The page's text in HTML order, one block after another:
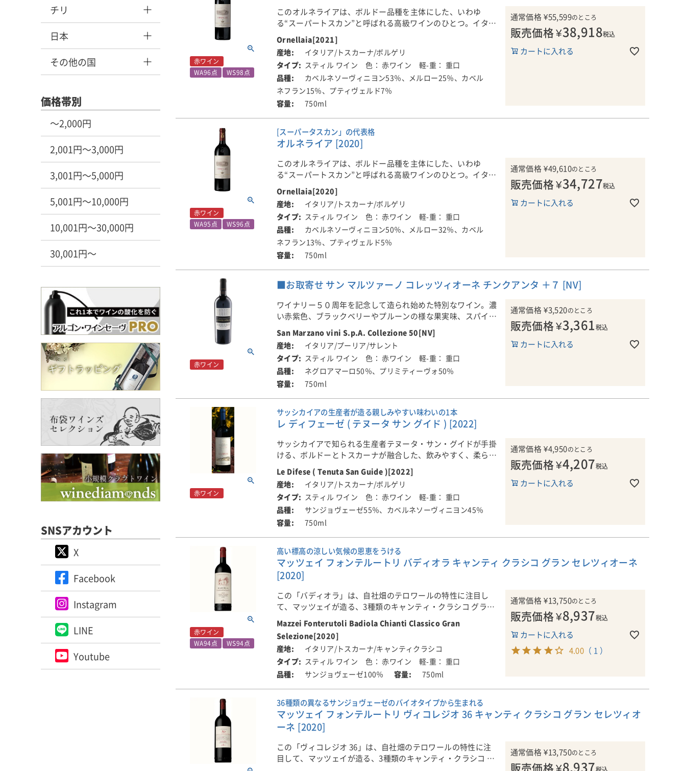
チリ
日本
その他の国
価格帯別
～2,000円
2,001円～3,000円
3,001円～5,000円
5,001円～10,000円
10,001円～30,000円
30,001円～
SNSアカウント
X
Facebook
Instagram
LINE
Youtube
【Monforte d’Alba】Mosconi
これら異なる村・畑の個性とテロワールをブレンドすることに
より、バローロらしさを最大限に表現するという、伝統的かつ
古典的な手法が採られています。
■醸造について
発酵はステンレスタンクにて行われ、果皮とともに25?30日間
のマセラシオン(浸漬)を実施。その後、ワインはフレンチオー
クの大樽(ボッティ)と一部バリック樽を用いて、約30か月間熟
成されます。アルコール度14.5％。
■ピオ・チェーザレについて
ェーザレ」は、イタリア・ピエモンテ州アルバに本拠を構え
る、130年以上の歴史を誇る老舗ワイナリーです。創業当初か
ら「高品質なワイン造り」を理念に掲げ、バローロやバルバレ
スコの丘陵地帯に広がる自社畑のブドウを丁寧にブレンドする
という、伝統的なスタイルを大切にしてきました。
現在では、日当たりに恵まれた約80ヘクタールの畑を所有。バ
ローロではOrnato、Mosconi、Roncaglie、Gustava、
Ravera、そして、バルバレスコではBricco di Treiso、San
畑からブドウを収穫しています。
栽培はサステナブルな農法を基本とし、化学薬品は一切使わ
ず、畑の生態系を守ることを最優先に考えています。ミツバチ
や益虫が育つ環境づくりや、最新の気象観測技術を活用した管
理体制のもと、専属の栽培チームが年間を通じて一つひとつの
畑を見守っています。
ピオ・チェーザレは、これまでに世界中のワインラバーや専門
家から高い評価を受けてきました。特に4代目のピオ・ボッフ
ァ氏のもとで、ネゴシアンから“世界に誇る栽培家ワイナリ
ー”として大きく飛躍。現在は娘のフェデリカ・ボッファさん
と甥のチェーザレ・ベンヴェヌートさんが5代目としてその情
熱を引き継ぎ、伝統を守りながら、未来に向けた新たな挑戦を
また、ピオ・チェーザレは、古代ローマ時代の城壁に囲まれた
アルバ旧市街の中心に現存する唯一のワイナリーとして知られ
ており、由緒あるその地の象徴として、村の紋章をラベルに記
すことが特別に許されています。
この年のアートを担当したのは、イタリア人アーティストのマ
リネッラ・セナトーレ（Marinella Senatore）。彼女は、さま
ざまな画像やモチーフを組み合わせるコラージュ技法を用い
て、ぶどう畑や収穫の風景、人の手、星々の影響などをラベル
に織り込み、自然と人との関係、土地の恵みの豊かさを美しく
描き出しました。なかでも“星”は、土地や人のエネルギー、そ
して最終的にはワインの品質にまで影響を与える存在として表
現されています。
このワインは、アートとワインが融合した特別なコレクター
ズ・アイテムです。飲む楽しみはもちろん、ラベルを眺める楽
しみもある。オルネライアならではの世界観を、是非お楽しみ
ください。
■生産者のコメント
2021年のオルネライアは、晴天に恵まれ、雨が少なかった年
ならではの、ボルゲリらしい特徴を色濃く備えたヴィンテージ
です。凝縮感のある豊かな味わいに加え、深い表現力と、ふく
よかさを兼ね備えた、魅力あふれる1本に仕上がっています。
香りには、地中海の低木やハーブ、イトスギの実、ブラックベ
リーを思わせる黒系果実などが層をなして広がり、口に含む
と、しっかりとしたタンニンが感じられる一方で、繊細さと上
イタリア/トスカーナのボルゲリ地区に位置する自社畑から収
穫したブドウが使用されています。
■醸造について
ブドウはすべて手摘みで収穫され、15kgの小さなケースに丁
寧に収められたあと、除梗の前後で、2回にわたる手作業によ
る選果が行われます。さらに2016年からは、光学センサーを
使った最新の選果機も導入され、より高い品質が追求されてい
ます。
ワインは、ブドウの品種ごと、畑の区画ごとに分けて別々に醸
造されます。発酵は、ステンレスタンクやコンクリートタンク
で26～30℃に保ちながら約1週間行われ、その後、果皮や種と
一緒に漬け込むマセレーションを約15日間実施。合計でおよそ
3週間、タンクの中でじっくりと仕込まれます。
マロラクティック発酵は主にフレンチオーク樽で行われ、うち
70％は新樽、30％は一度使用された樽を使用。その後、オル
ネッライアの温度管理されたセラーで約18か月間、225Lのフ
レンチオーク樽で熟成されます。まず、12か月間の熟成を経て
ます。
瓶詰め後も、出荷前に12か月間の瓶内熟成を経て、ようやくリ
リースされます。アルコール度15％。
■オルネライアについて
「フレスコバルディ家が手がける、ボルゲリを代表する名門ワ
イナリー」
イタリア・トスカーナ州ボルゲリの地中海沿岸に位置する名門
ワイナリー「オルネライア」。1981年の創設以来、土地の個
性と最高品質の融合を追求し続け、世界を代表する「スーパ
ー・タスカン」として名声を確立してきました。現在は、700
年以上の歴史を誇るトスカーナの名門「フレスコバルディ家」
のもと、土壌・気候・区画ごとの個性を活かしながら、細部ま
で丁寧に設計されたワイン造りが行われています。
オルネッライアの畑は、かつて海だった土地に広がります。砂
やマール(泥灰土)、海洋化石を含む複雑な土壌構成と、ボルゲ
赤ワイン
WA96点
WS98点
このオルネライアは、ボルドー品種を主体にした、いわゆ
る“スーパートスカン”と呼ばれる高級ワインのひとつ。イタリ
アを代表する銘醸ワインとして、高く評価されています！
オルネライアは、自然の恵みと人の知恵が調和する場所で生ま
れました。長い歳月をかけて育まれた複雑な土壌と、地中海の
影響を受けた繊細な気候。そのふたつを、人の手による丁寧な
ワイン造りがつないでいます。ゆっくりと時間をかけて熟成さ
れることで、ワインはその魅力を最大限に引き出し、エレガン
■生産者のコメント
2021年のオルネライアは、晴天に恵まれ、雨が少なかった年
ならではの、ボルゲリらしい特徴を色濃く備えたヴィンテージ
です。凝縮感のある豊かな味わいに加え、深い表現力と、ふく
よかさを兼ね備えた、魅力あふれる1本に仕上がっています。
香りには、地中海の低木やハーブ、イトスギの実、ブラックベ
リーを思わせる黒系果実などが層をなして広がり、口に含む
と、しっかりとしたタンニンが感じられる一方で、繊細さと上
品さも感じさせてくれます。余韻は生き生きとして長く続き、
アロマの清涼感とエレガントな印象が心に残ります。
■栽培について
イタリア/トスカーナのボルゲリ地区に位置する自社畑から収
穫したブドウが使用されています。
ブドウはすべて手摘みで収穫され、15kgの小さなケースに丁
寧に収められたあと、除梗の前後で、2回にわたる手作業によ
る選果が行われます。さらに2016年からは、光学センサーを
使った最新の選果機も導入され、より高い品質が追求されてい
ます。
造されます。発酵は、ステンレスタンクやコンクリートタンク
で26～30℃に保ちながら約1週間行われ、その後、果皮や種と
一緒に漬け込むマセレーションを約15日間実施。合計でおよそ
3週間、タンクの中でじっくりと仕込まれます。
マロラクティック発酵は主にフレンチオーク樽で行われ、うち
70％は新樽、30％は一度使用された樽を使用。その後、オル
ネッライアの温度管理されたセラーで約18か月間、225Lのフ
レンチオーク樽で熟成されます。まず、12か月間の熟成を経て
ブレンドが行われ、さらに6か月間、樽での追加熟成が施され
ます。
瓶詰め後も、出荷前に12か月間の瓶内熟成を経て、ようやくリ
リースされます。アルコール度15％。
■オルネライアについて
「フレスコバルディ家が手がける、ボルゲリを代表する名門ワ
イナリー」
イタリア・トスカーナ州ボルゲリの地中海沿岸に位置する名門
ワイナリー「オルネライア」。1981年の創設以来、土地の個
性と最高品質の融合を追求し続け、世界を代表する「スーパ
ー・タスカン」として名声を確立してきました。現在は、700
のもと、土壌・気候・区画ごとの個性を活かしながら、細部ま
で丁寧に設計されたワイン造りが行われています。
オルネッライアの畑は、かつて海だった土地に広がります。砂
やマール(泥灰土)、海洋化石を含む複雑な土壌構成と、ボルゲ
リの穏やかな海風が、ブドウに豊かな表情とエレガンスをもた
らします。畑は、品種・樹齢・傾斜・土壌の違いに応じて細か
Ornellaia[2021]
イタリア/トスカーナ/ボルゲリ
スティル ワイン
色： 赤ワイン
軽-重： 重口
カベルネソーヴィニヨン53％、メルロー25％、カベル
ネフラン15％、プティヴェルド7％
750ml
通常価格 ¥55,599のところ
販売価格¥38,918税込
カートに入れる
赤ワイン
WA95点
WS96点
[スーパータスカン」の代表格
オルネライア [2020]
このオルネライアは、ボルドー品種を主体にした、いわゆ
る“スーパートスカン”と呼ばれる高級ワインのひとつ。イタリ
アを代表する銘醸ワインとして、高く評価されています！
オルネライアは、自然の恵みと人の知恵が調和する場所で生ま
れました。長い歳月をかけて育まれた複雑な土壌と、地中海の
影響を受けた繊細な気候。そのふたつを、人の手による丁寧な
ワイン造りがつないでいます。ゆっくりと時間をかけて熟成さ
れることで、ワインはその魅力を最大限に引き出し、エレガン
2020年のオルネライアは、深みのあるルビーレッドの色合い
が印象的。グラスから立ち上るのは、熟した赤い果実の芳醇な
香りに、繊細なバニラややわらかなタバコのニュアンスが重な
ります。口に含むと、まろやかでビロードのような舌触りが広
がり、第一印象から心地よく惹きつけられる味わい。思わずも
う一口飲みたくなる魅力があります。タンニンは力強くも洗練
されており、旨みのある長い余韻が続きます。
■栽培について
イタリア/トスカーナのボルゲリ地区に位置する自社畑から収
穫したブドウが使用されています。
■醸造について
ブドウは一房ずつ丁寧に手摘みされ、15kg入りの小さな木箱
に収穫されます。
その後、除梗の前後で二段階の選果を行い、手作業で高品質な
果実だけを選び抜いたうえで、やさしく破砕されます。2016
年からは光学選果機も導入され、手作業と機械による厳密な選
果が実現しています。ブドウは品種ごと、さらに畑の区画ごと
す。
発酵は、ステンレスタンクとコンクリートタンクで、26～
30℃の温度帯で約1週間。その後、果皮とともに約15日間の浸
漬を行い、トータルでおよそ3週間タンク内に滞在させます。
マロラクティック発酵は主にフレンチオーク樽で行われ、うち
70％は新樽、30％は一度使用された樽を使用。その後、オル
ネッライアの温度管理されたセラーで約18か月間、225Lのフ
レンチオーク樽で熟成されます。最初の12か月間熟成させた後
にブレンドを行い、さらに6か月間、追加熟成が行われます。
瓶詰め後も、出荷前に12か月間の瓶内熟成を経て、ようやくリ
リースされます。アルコール度14.5％。
■オルネライアについて
「フレスコバルディ家が手がける、ボルゲリを代表する名門ワ
イナリー」
Ornellaia[2020]
イタリア/トスカーナ/ボルゲリ
スティル ワイン
色： 赤ワイン
軽-重： 重口
カベルネソーヴィニヨン50％、メルロー32％、カベル
ネフラン13％、プティヴェルド5％
750ml
通常価格 ¥49,610のところ
販売価格¥34,727税込
カートに入れる
赤ワイン
■お取寄せ サン マルツァーノ コレッツィオーネ チンクアンタ ＋７ [NV]
ワイナリー５０周年を記念して造られ始めた特別なワイン。濃
い赤紫色、ブラックベリーやプルーンの様な果実味、スパイ
ス、バニラや甘草などのアクセント。滑らかで長い余韻が楽し
める。
土壌：石灰質を含有した赤土、石も混じった粘土質土壌
ステンレスタンク、主醗酵後、ステンレスタンクにてマロラク
ステンレスタンク熟成18カ月、瓶熟6カ月以上
San Marzano vini S.p.A. Collezione 50[NV]
イタリア/プーリア/サレント
スティル ワイン
色： 赤ワイン
軽-重： 重口
ネグロアマーロ50％、プリミティーヴォ50％
750ml
通常価格 ¥3,520のところ
販売価格¥3,361税込
カートに入れる
赤ワイン
サッシカイアの生産者が造る親しみやすい味わいの1本
レ ディフェーゼ ( テヌータ サン グイド ) [2022]
サッシカイアで知られる生産者テヌータ・サン・グイドが手掛
ける、ボルドーとトスカーナが融合した、飲みやすく、柔らか
なタンニンと豊かな香りを持つ赤ワイン！！
このワインは、フランス/ボルドーの主要品種であるカベルネ
ソーヴィニヨンと、イタリア/トスカーナの主要品種であるサ
ンジョヴェーゼをブレンドして造られています。
ルにも猟犬がイノシシを追う様子が描かれています。イタリ
ア/トスカーナには野生のイノシシが多く生息し、ブドウ畑を
荒らすため、畑に防止用フェンスを設置しているそうです。
■輸入元のコメント
グラスからブラックベリーやチェリー、オレンジピールの香り
に、ラベンダーやスパイスのニュアンスが漂います。しっかり
とした骨格で、非常に柔らかい舌触りが特徴です。
生き生きとした赤系や黒系果実の風味が広がり、フレッシュな
酸味に包まれ、余韻にはフルーツやチョコレートのニュアンス
が続きます。優れたバランス感が心地良く、様々なシーンで楽
しめる万能ワインです。
■栽培について
ブドウが栽培される土壌は、多様で複雑な特徴を持ち、石灰岩
が多く、泥灰土や小石に富んだがエリアあり、部分的に粘土も
含まれています。畑は、海抜100～300mの標高に位置し、南
向きまたは南西向きの斜面にあります。
Le Difese ( Tenuta San Guide )[2022]
イタリア/トスカーナ/ボルゲリ
スティル ワイン
色： 赤ワイン
軽-重： 重口
サンジョヴェーゼ55％、カベルネソーヴィニヨン45％
750ml
通常価格 ¥4,950のところ
販売価格¥4,207税込
カートに入れる
赤ワイン
WA94点
WS94点
高い標高の涼しい気候の恩恵をうける
マッツェイ フォンテルートリ バディオラ キャンティ クラシコ グラン セレツィオーネ
[2020]
この「バディオラ」は、自社畑のテロワールの特性に注目し
て、マッツェイが造る、3種類のキャンティ・クラシコ グラ
ン・セレツィオーネの中の1本です！
小さなロマネスク様式の教会に見守られた自社畑「バディオ
ラ」は、マッツェイが所有するキャンティ・クラシコ地区の畑
の中で、もっとも標高が高い場所にあり、特に涼しい気候の恩
恵を受けています。
■輸入元のコメント
赤系果実やスミレ、バラ、白コショウの香りが広がります。シ
ルキーな酸味と滑らかなタンニン、長い余韻が特徴で、極めて
エレガントな味わいです。高い標高の畑ならではの繊細さとフ
ィネスを備え、官能的で優美なワインに仕上がっています。
■栽培について
Mazzei Fonterutoli Badiola Chianti Classico Gran
Selezione[2020]
イタリア/トスカーナ/キャンティクラシコ
スティル ワイン
色： 赤ワイン
軽-重： 重口
サンジョヴェーゼ100％
750ml
通常価格 ¥13,750のところ
販売価格¥8,937税込
カートに入れる
4.00 （ 1 ）
36種類の異なるサンジョヴェーゼのバイオタイプから生まれる
マッツェイ フォンテルートリ ヴィコレジオ 36 キャンティ クラシコ グラン セレツィオ
ーネ [2020]
この「ヴィコレジオ 36」は、自社畑のテロワールの特性に注
目して、マッツェイが造る、3種類のキャンティ・クラシコ グ
通常価格 ¥13,750のところ
販売価格¥8,937